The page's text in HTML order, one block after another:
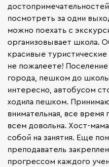
посмотреть за одни
можно поехать с
организовывает школа.
красивые
не пожалеете!
города, пешком до
интересно, автобусом
ходила пешком.
внимательная, все
всем довольна. Хост-
собой на занятия. Еще
преподаватель
прогрессом каждого